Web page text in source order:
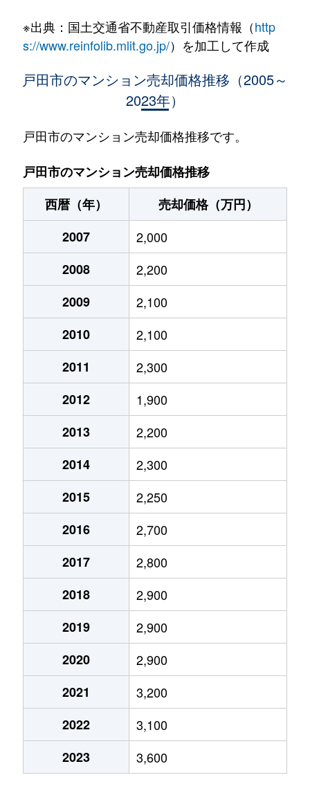
上戸田
3,200万円 戸田(埼玉)
徒歩6分
3,700万円
川岸
4,800万円 戸田公園
川岸
3,500万円 戸田公園
喜沢
3,400万円 戸田公園
徒歩19分
4,300万円
3,500万円
喜沢南
1,300万円
喜沢南
1,300万円
喜沢南
2,300万円
喜沢南
3,200万円
1,700万円
370万円
2,100万円
笹目北町
3,000万円
笹目北町
3,700万円
下戸田
460万円
下戸田
1,800万円
下戸田
4,600万円
下戸田
2,300万円
3,500万円
4,800万円
※出典：国土交通省不動産取引価格情報（http
s://www.reinfolib.mlit.go.jp/）を加工して作成
戸田市のマンション売却価格推移（2005～
2023年）
戸田市のマンション売却価格推移です。
戸田市のマンション売却価格推移
西暦（年）
売却価格（万円）
2007
2,000
2008
2,200
2009
2,100
2010
2,100
2011
2,300
2012
1,900
2013
2,200
2014
2,300
2015
2,250
2016
2,700
2017
2,800
2018
2,900
2019
2,900
2020
2,900
2021
3,200
2022
3,100
2023
3,600